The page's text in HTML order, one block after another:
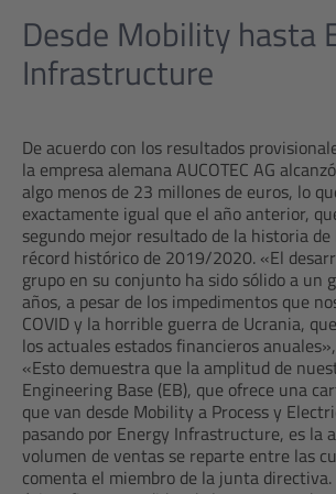
Desde Mobility hasta
Infrastructure
De acuerdo con los resultados
la empresa alemana AUCOTEC AG
algo menos de 23 millones de euros, lo
exactamente igual que el año anterior,
segundo mejor resultado de la historia
récord histórico de 2019/2020. «El
grupo en su conjunto ha sido sólido a un
años, a pesar de los impedimentos que
COVID y la horrible guerra de Ucrania,
los actuales estados financieros
«Esto demuestra que la amplitud de
Engineering Base (EB), que ofrece una
que van desde Mobility a Process y
pasando por Energy Infrastructure, es la
volumen de ventas se reparte entre las
comenta el miembro de la junta